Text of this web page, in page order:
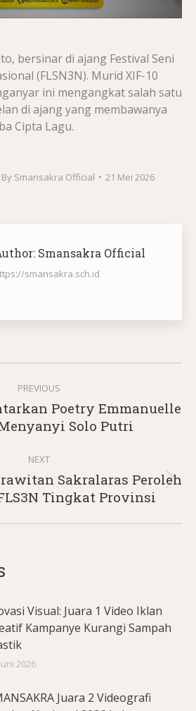
bersinar di ajang Festival Seni
(FLSN3N). Murid XIF-10
ini mengangkat salah satu
di ajang yang membawanya
Cipta Lagu.
By Smansakra Official 21 Mei 2026
Smansakra Official
smansakra.sch.id
PREVIOUS
Previous
post:
Poetry Emmanuelle
Solo Putri
NEXT
Next
post:
Sakralaras Peroleh
Tingkat Provinsi
Visual: Juara 1 Video Iklan
Kampanye Kurangi Sampah
2026
Juara 2 Videografi